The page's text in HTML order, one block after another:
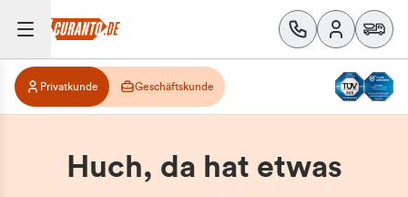
Privatkunde Geschäftskunde
Huch, da hat etwas